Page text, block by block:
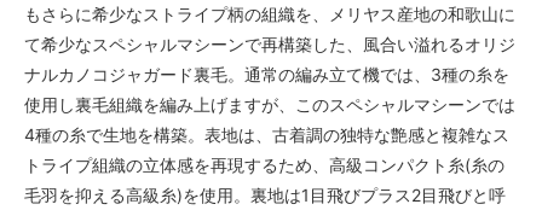
【V.IVORY】
SOLD OUT
【A.BLACK】
×
【F.NAVY】
SOLD OUT
もさらに希少なストライプ柄の組織を、メリヤス産地の和歌山に
て希少なスペシャルマシーンで再構築した、風合い溢れるオリジ
ナルカノコジャガード裏毛。通常の編み立て機では、3種の糸を
使用し裏毛組織を編み上げますが、このスペシャルマシーンでは
4種の糸で生地を構築。表地は、古着調の独特な艶感と複雑なス
トライプ組織の立体感を再現するため、高級コンパクト糸(糸の
毛羽を抑える高級糸)を使用。裏地は1目飛びプラス2目飛びと呼